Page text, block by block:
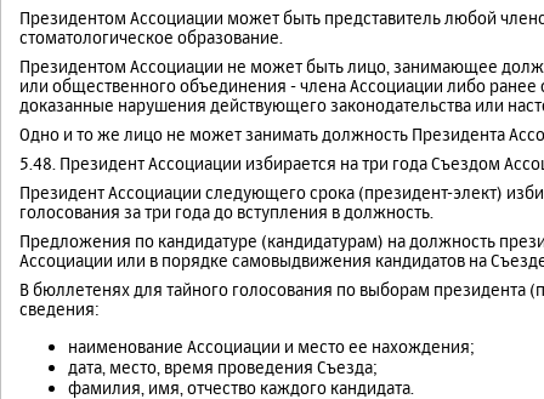
Президентом Ассоциации может быть представитель любой
стоматологическое образование.
Президентом Ассоциации не может быть лицо, занимающее
или общественного объединения - члена Ассоциации либо
доказанные нарушения действующего законодательства или
Одно и то же лицо не может занимать должность Президента
5.48. Президент Ассоциации избирается на три года Съездом
Президент Ассоциации следующего срока (президент-элект)
голосования за три года до вступления в должность.
Предложения по кандидатуре (кандидатурам) на должность
Ассоциации или в порядке самовыдвижения кандидатов на
В бюллетенях для тайного голосования по выборам
сведения:
наименование Ассоциации и место ее нахождения;
дата, место, время проведения Съезда;
фамилия, имя, отчество каждого кандидата.